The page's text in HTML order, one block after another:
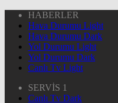
HABERLER
Hava Durumu Light
Hava Durumu Dark
Yol Durumu Light
Yol Durumu Dark
Canlı Tv Light
SERVİS 1
Canlı Tv Dark